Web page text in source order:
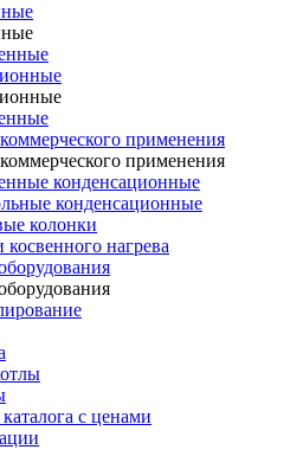
применения
применения
конденсационные
конденсационные
колонки
косвенного нагрева
с ценами